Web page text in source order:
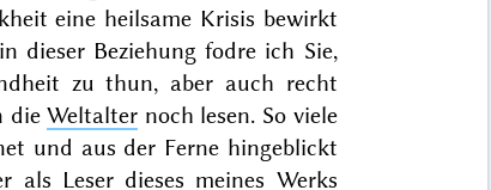
eine heilsame Krisis bewirkt
dieser Beziehung fodre ich Sie,
zu thun, aber auch recht
dieWeltalter noch lesen. So viele
und aus der Ferne hingeblickt
Leser dieses meines Werks